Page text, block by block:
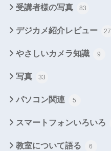
受講者様の写真 83
デジカメ紹介レビュー 27
やさしいカメラ知識 9
写真 33
パソコン関連 5
スマートフォンいろいろ
教室について語る 6